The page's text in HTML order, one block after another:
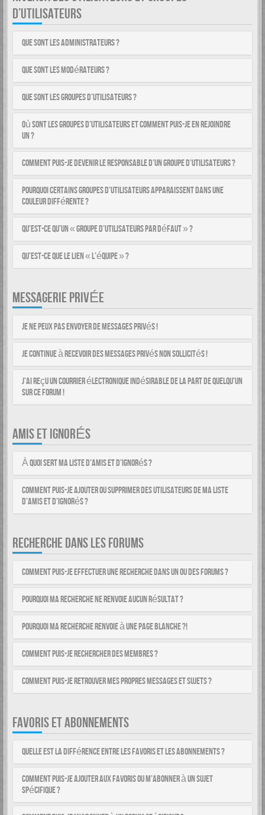
D’UTILISATEURS
Que sont les administrateurs ?
Que sont les modérateurs ?
Que sont les groupes d’utilisateurs ?
Où sont les groupes d’utilisateurs et comment puis-je en rejoindre
un ?
Comment puis-je devenir le responsable d’un groupe d’utilisateurs ?
Pourquoi certains groupes d’utilisateurs apparaissent dans une
couleur différente ?
Qu’est-ce qu’un « groupe d’utilisateurs par défaut » ?
Qu’est-ce que le lien « L’équipe » ?
MESSAGERIE PRIVÉE
Je ne peux pas envoyer de messages privés !
Je continue à recevoir des messages privés non sollicités !
J’ai reçu un courrier électronique indésirable de la part de quelqu’un
sur ce forum !
AMIS ET IGNORÉS
À quoi sert ma liste d’amis et d’ignorés ?
Comment puis-je ajouter ou supprimer des utilisateurs de ma liste
d’amis et d’ignorés ?
RECHERCHE DANS LES FORUMS
Comment puis-je effectuer une recherche dans un ou des forums ?
Pourquoi ma recherche ne renvoie aucun résultat ?
Pourquoi ma recherche renvoie à une page blanche ?!
Comment puis-je rechercher des membres ?
Comment puis-je retrouver mes propres messages et sujets ?
FAVORIS ET ABONNEMENTS
Quelle est la différence entre les favoris et les abonnements ?
Comment puis-je ajouter aux favoris ou m’abonner à un sujet
spécifique ?